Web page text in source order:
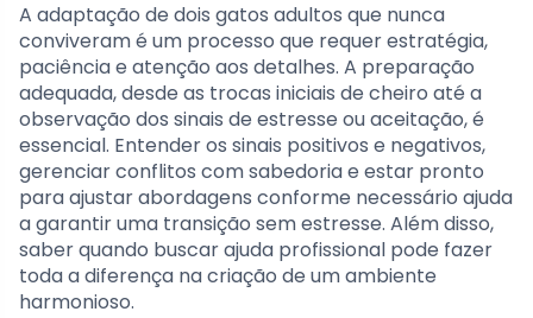
A adaptação de dois gatos adultos que nunca
conviveram é um processo que requer estratégia,
paciência e atenção aos detalhes. A preparação
adequada, desde as trocas iniciais de cheiro até a
observação dos sinais de estresse ou aceitação, é
essencial. Entender os sinais positivos e negativos,
gerenciar conflitos com sabedoria e estar pronto
para ajustar abordagens conforme necessário ajuda
a garantir uma transição sem estresse. Além disso,
saber quando buscar ajuda profissional pode fazer
toda a diferença na criação de um ambiente
harmonioso.